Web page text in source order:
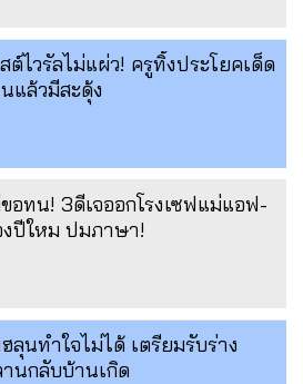
ต์ไวรัลไม่แผ่ว! ครูทิ้งประโยคเด็ด
แล้วมีสะดุ้ง
อทน! 3ดีเจออกโรงเซฟแม่แอฟ-
ปีใหม ปมภาษา!
ลุนทำใจไม่ได้ เตรียมรับร่าง
นกลับบ้านเกิด